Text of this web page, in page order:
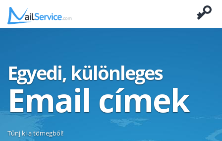
Egyedi, különleges
Email címek
Tűnj ki a tömegből!